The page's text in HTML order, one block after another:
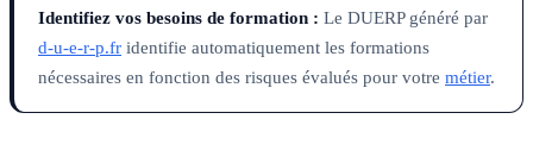
Identifiez vos besoins de formation : Le DUERP généré par
d-u-e-r-p.fr identifie automatiquement les formations
nécessaires en fonction des risques évalués pour votre métier.